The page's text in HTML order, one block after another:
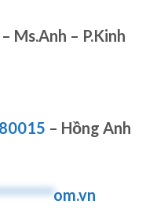
Ms.Anh – P.Kinh
– Hồng Anh
om.vn